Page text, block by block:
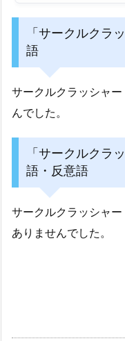
「サークルクラ
語
サークルクラッシャ
んでした。
「サークルクラ
語・反意語
サークルクラッシャ
ありませんでした。